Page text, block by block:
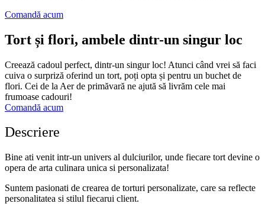
Comandă acum
Tort și flori, ambele dintr-un singur loc
Creează cadoul perfect, dintr-un singur loc! Atunci când vrei să faci
cuiva o surpriză oferind un tort, poți opta și pentru un buchet de
flori. Cei de la Aer de primăvară ne ajută să livrăm cele mai
frumoase cadouri!
Comandă acum
Descriere
Bine ati venit intr-un univers al dulciurilor, unde fiecare tort devine o
opera de arta culinara unica si personalizata!
Suntem pasionati de crearea de torturi personalizate, care sa reflecte
personalitatea si stilul fiecarui client.